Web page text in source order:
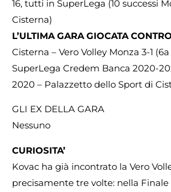
16, tutti in SuperLega (10 successi
Cisterna)
L’ULTIMA GARA GIOCATA
Cisterna – Vero Volley Monza 3-1
SuperLega Credem Banca 2020-
2020 – Palazzetto dello Sport di
GLI EX DELLA GARA
Nessuno
CURIOSITA’
Kovac ha già incontrato la Vero
precisamente tre volte: nella Finale